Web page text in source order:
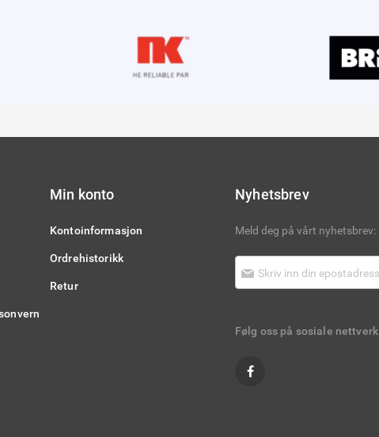
Min konto
Kontoinformasjon
Ordrehistorikk
Retur
Nyhetsbrev
Meld deg på vårt nyhetsbrev:
Følg oss på sosiale nettverk